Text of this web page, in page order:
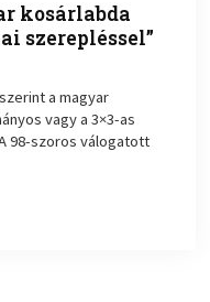
kosárlabda
szerepléssel”
a magyar
vagy a 3×3-as
98-szoros válogatott